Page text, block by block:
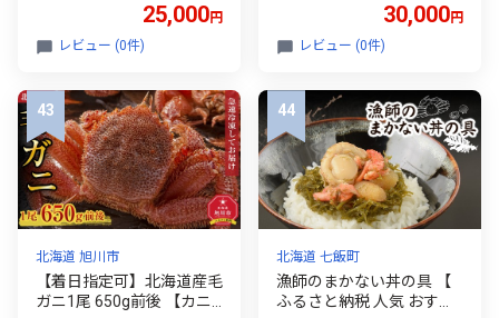
無料 北海道 えりも町
25,000円
レビュー (0件)
30,000円
レビュー (0件)
北海道 旭川市
【着日指定可】北海道産毛
ガニ1尾 650g前後 【カニ
北海道 七飯町
漁師のまかない丼の具 【
ふるさと納税 人気 おすす